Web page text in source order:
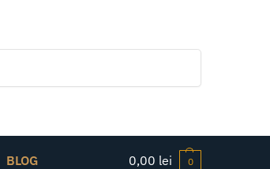
BLOG 0,00 lei 0